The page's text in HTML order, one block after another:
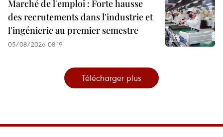
Marché de l'emploi : Forte hausse
des recrutements dans l'industrie et
l'ingénierie au premier semestre
05/08/2026 08:19
Télécharger plus